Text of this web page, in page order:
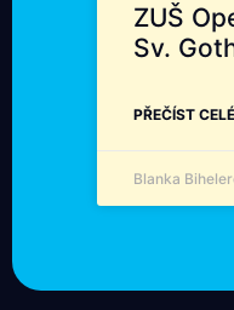
ZUŠ
Sv.
PŘEČÍST
Blanka